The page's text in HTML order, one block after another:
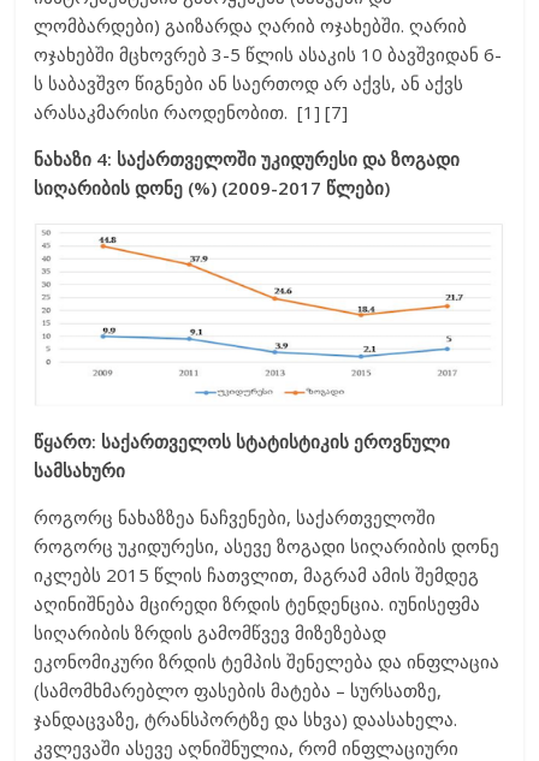
ლომბარდები) გაიზარდა ღარიბ ოჯახებში. ღარიბ
ოჯახებში მცხოვრებ 3-5 წლის ასაკის 10 ბავშვიდან 6-
ს საბავშვო წიგნები ან საერთოდ არ აქვს, ან აქვს
არასაკმარისი რაოდენობით. [1] [7]
ნახაზი 4: საქართველოში უკიდურესი და ზოგადი
სიღარიბის დონე (%) (2009-2017 წლები)
წყარო: საქართველოს სტატისტიკის ეროვნული
სამსახური
როგორც ნახაზზეა ნაჩვენები, საქართველოში
როგორც უკიდურესი, ასევე ზოგადი სიღარიბის დონე
იკლებს 2015 წლის ჩათვლით, მაგრამ ამის შემდეგ
აღინიშნება მცირედი ზრდის ტენდენცია. იუნისეფმა
სიღარიბის ზრდის გამომწვევ მიზეზებად
ეკონომიკური ზრდის ტემპის შენელება და ინფლაცია
(სამომხმარებლო ფასების მატება – სურსათზე,
ჯანდაცვაზე, ტრანსპორტზე და სხვა) დაასახელა.
კვლევაში ასევე აღნიშნულია, რომ ინფლაციური